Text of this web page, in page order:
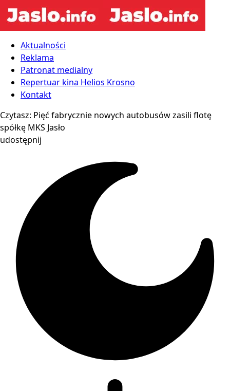
Aktualności
Reklama
Patronat medialny
Repertuar kina Helios Krosno
Kontakt
Czytasz: Pięć fabrycznie nowych autobusów zasili flotę
spółkę MKS Jasło
udostępnij